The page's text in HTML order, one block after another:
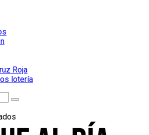
Roja
lotería